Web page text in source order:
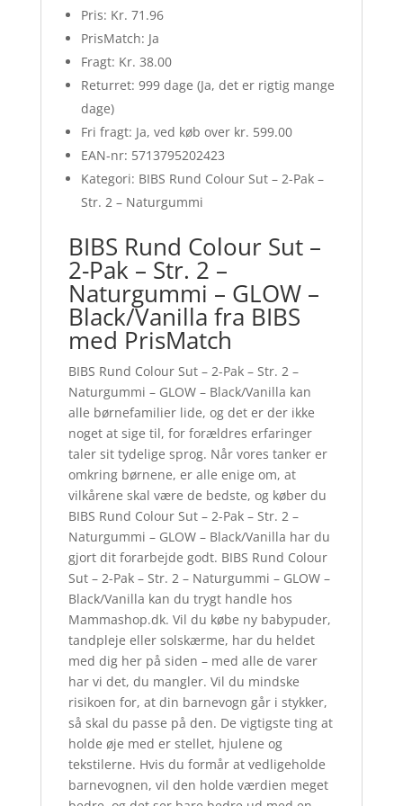
Pris: Kr. 71.96
PrisMatch: Ja
Fragt: Kr. 38.00
Returret: 999 dage (Ja, det er rigtig mange
dage)
Fri fragt: Ja, ved køb over kr. 599.00
EAN-nr: 5713795202423
Kategori: BIBS Rund Colour Sut – 2-Pak –
Str. 2 – Naturgummi
BIBS Rund Colour Sut –
2-Pak – Str. 2 –
Naturgummi – GLOW –
Black/Vanilla fra BIBS
med PrisMatch
BIBS Rund Colour Sut – 2-Pak – Str. 2 –
Naturgummi – GLOW – Black/Vanilla kan
alle børnefamilier lide, og det er der ikke
noget at sige til, for forældres erfaringer
taler sit tydelige sprog. Når vores tanker er
omkring børnene, er alle enige om, at
vilkårene skal være de bedste, og køber du
BIBS Rund Colour Sut – 2-Pak – Str. 2 –
Naturgummi – GLOW – Black/Vanilla har du
gjort dit forarbejde godt. BIBS Rund Colour
Sut – 2-Pak – Str. 2 – Naturgummi – GLOW –
Black/Vanilla kan du trygt handle hos
Mammashop.dk. Vil du købe ny babypuder,
tandpleje eller solskærme, har du heldet
med dig her på siden – med alle de varer
har vi det, du mangler. Vil du mindske
risikoen for, at din barnevogn går i stykker,
så skal du passe på den. De vigtigste ting at
holde øje med er stellet, hjulene og
tekstilerne. Hvis du formår at vedligeholde
barnevognen, vil den holde værdien meget